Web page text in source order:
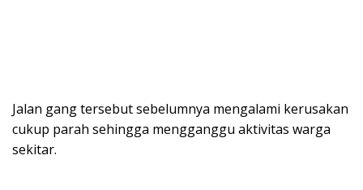
Jalan gang tersebut sebelumnya mengalami kerusakan
cukup parah sehingga mengganggu aktivitas warga
sekitar.